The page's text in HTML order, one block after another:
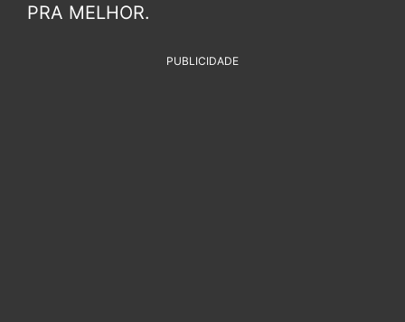
PRA MELHOR.
PUBLICIDADE